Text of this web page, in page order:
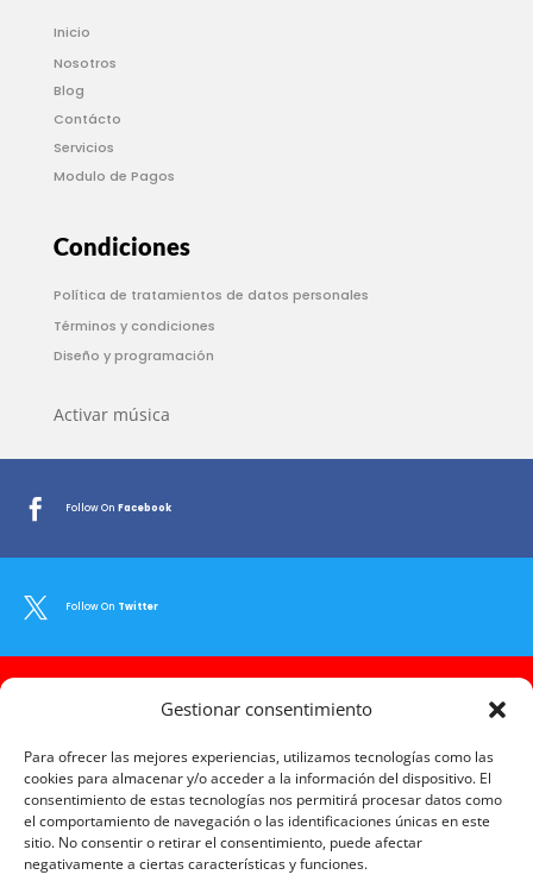
Gestionar consentimiento
Para ofrecer las mejores experiencias, utilizamos tecnologías como las
cookies para almacenar y/o acceder a la información del dispositivo. El
consentimiento de estas tecnologías nos permitirá procesar datos como
el comportamiento de navegación o las identificaciones únicas en este
sitio. No consentir o retirar el consentimiento, puede afectar
negativamente a ciertas características y funciones.
Inicio
Nosotros
Blog
Contácto
Servicios
Modulo de Pagos
Condiciones
Política de tratamientos de datos personales
Términos y condiciones
Diseño y programación
Activar música
 Follow On Facebook
 Follow On Twitter
Youtube
 Follow OnInstagram